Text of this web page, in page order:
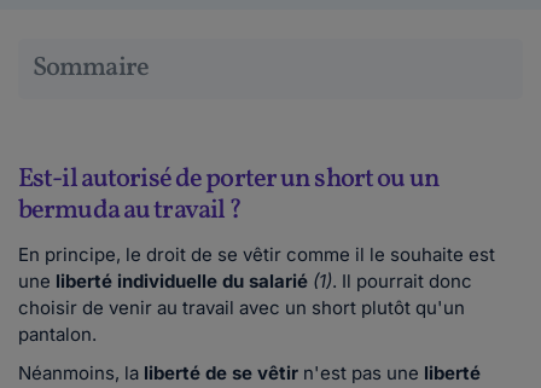
Sommaire
Est-il autorisé de porter un short ou un
bermuda au travail ?
En principe, le droit de se vêtir comme il le souhaite est
une liberté individuelle du salarié (1). Il pourrait donc
choisir de venir au travail avec un short plutôt qu'un
pantalon.
Néanmoins, la liberté de se vêtir n'est pas une liberté